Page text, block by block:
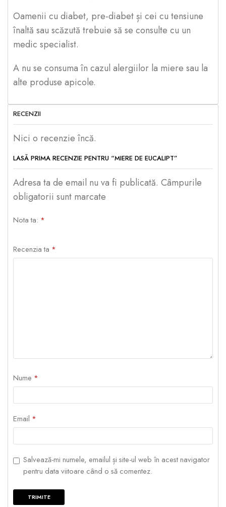
Oamenii cu diabet, pre-diabet și cei cu tensiune
înaltă sau scăzută trebuie să se consulte cu un
medic specialist.
A nu se consuma în cazul alergiilor la miere sau la
alte produse apicole.
RECENZII
Nici o recenzie încă.
LASĂ PRIMA RECENZIE PENTRU “MIERE DE EUCALIPT”
Adresa ta de email nu va fi publicată. Câmpurile
obligatorii sunt marcate
Nota ta: *
Recenzia ta *
Nume *
Email *
Salvează-mi numele, emailul și site-ul web în acest navigator
pentru data viitoare când o să comentez.